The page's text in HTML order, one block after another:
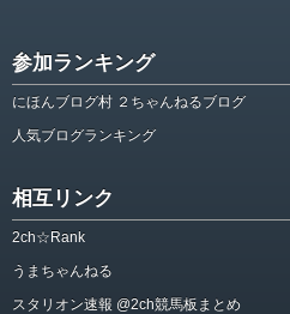
参加ランキング
にほんブログ村 ２ちゃんねるブログ
人気ブログランキング
相互リンク
2ch☆Rank
うまちゃんねる
スタリオン速報 @2ch競馬板まとめ